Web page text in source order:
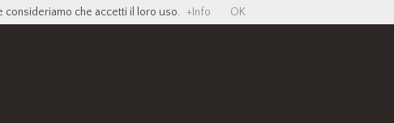
consideriamo che accetti il loro uso. +Info OK